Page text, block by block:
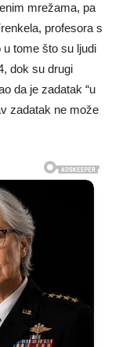
mrežama, pa
profesora s
tome što su ljudi
dok su drugi
da je zadatak “u
zadatak ne može